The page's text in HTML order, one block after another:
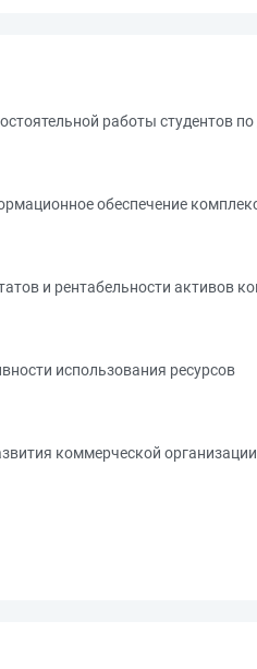
работы студентов
обеспечение
и рентабельности активов
использования ресурсов
коммерческой организации